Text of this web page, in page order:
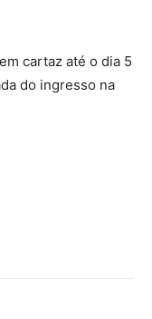
cartaz até o dia 5
do ingresso na